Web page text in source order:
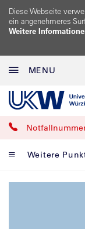
Diese Webseite
ein angenehmeres
Weitere
MENU
Weitere